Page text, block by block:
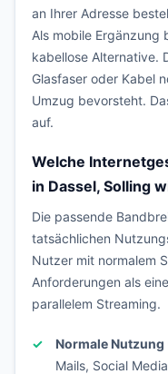
an Ihrer Adresse
Als mobile Ergänzung
kabellose Alternative.
Glasfaser oder Kabel
Umzug bevorsteht.
auf.
Welche
in Dassel, Solling
Die passende
tatsächlichen
Nutzer mit normalem
Anforderungen als
parallelem Streaming.
Normale
Mails, Social